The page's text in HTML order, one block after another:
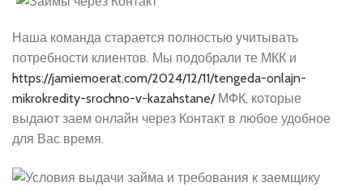
Наша команда старается полностью учитывать
потребности клиентов. Мы подобрали те МКК и
https://jamiemoerat.com/2024/12/11/tengeda-onlajn-
mikrokredity-srochno-v-kazahstane/МФК, которые
выдают заем онлайн через Контакт в любое удобное
для Вас время.